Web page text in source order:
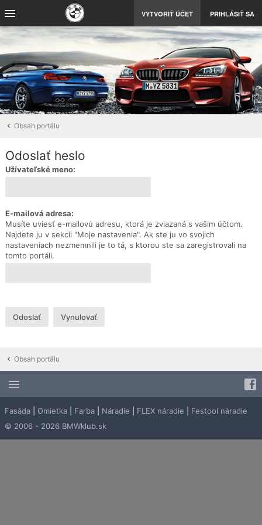
VYTVORIŤ ÚČET PRIHLÁSIŤ SA
Obsah portálu
Odoslať heslo
Užívateľské meno:
E-mailová adresa:
Musíte uviesť e-mailovú adresu, ktorá je zviazaná s vašim účtom.
Najdete ju v sekcii "Moje nastavenia". Ak ste ju vo svojich
nastaveniach nezmemnili je to tá, s ktorou ste sa zaregistrovali na
tomto portáli.
Obsah portálu
Fasáda Omietka Farba Náradie FLEX náradie
Festool náradie
© 2006 - 2026 BMWklub.sk